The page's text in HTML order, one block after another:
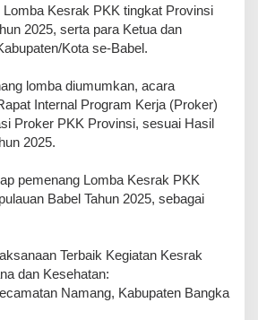
Lomba Kesrak PKK tingkat Provinsi
2025, serta para Ketua dan
Kota se-Babel.
lomba diumumkan, acara
Internal Program Kerja (Proker)
Proker PKK Provinsi, sesuai Hasil
2025.
pemenang Lomba Kesrak PKK
Babel Tahun 2025, sebagai
Terbaik Kegiatan Kesrak
dan Kesehatan:
Namang, Kabupaten Bangka